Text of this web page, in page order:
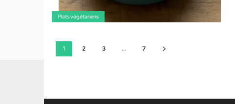
Plats végétariens
1 2 3 ... 7